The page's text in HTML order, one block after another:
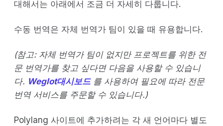
대해서는 아래에서 조금 더 자세히 다룹니다.
수동 번역은 자체 번역가 팀이 있을 때 유용합니다.
(참고: 자체 번역가 팀이 없지만 프로젝트를 위한 전
문 번역가를 찾고 싶다면 다음을 사용할 수 있습니
다. Weglot대시보드를 사용하여 필요에 따라 전문
번역 서비스를 주문할 수 있습니다.)
Polylang 사이트에 추가하려는 각 새 언어마다 별도